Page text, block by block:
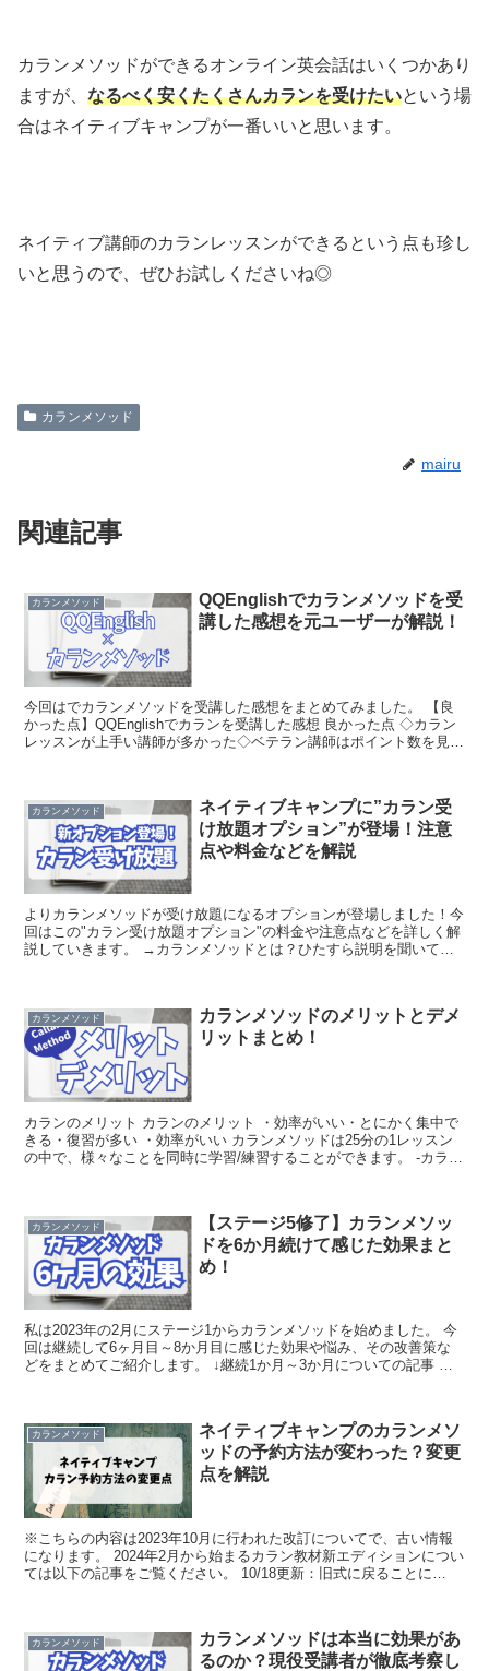
カランメソッドができるオンライン英会話はいくつかあり
ますが、 なるべく安くたくさんカランを受けたいという場
合はネイティブキャンプが一番いいと思います。
ネイティブ講師のカランレッスンができるという点も珍し
いと思うので、ぜひお試しくださいね◎
カランメソッド
mairu
関連記事
カランメソッド
QQEnglishでカランメソッドを受
講した感想を元ユーザーが解説！
今回はでカランメソッドを受講した感想をまとめてみました。 【良
かった点】QQEnglishでカランを受講した感想 良かった点 ◇カラン
レッスンが上手い講師が多かった◇ベテラン講師はポイント数を見れ
カランメソッド
ネイティブキャンプに”カラン受
け放題オプション”が登場！注意
点や料金などを解説
よりカランメソッドが受け放題になるオプションが登場しました！今
回はこの"カラン受け放題オプション"の料金や注意点などを詳しく解
説していきます。 →カランメソッドとは？ひたすら説明を聞いて質
カランメソッド
カランメソッドのメリットとデメ
リットまとめ！
カランのメリット カランのメリット ・効率がいい・とにかく集中で
きる・復習が多い ・効率がいい カランメソッドは25分の1レッスン
の中で、様々なことを同時に学習/練習することができます。 -カラン
カランメソッド
【ステージ5修了】カランメソッ
ドを6か月続けて感じた効果まと
め！
私は2023年の2月にステージ1からカランメソッドを始めました。 今
回は継続して6ヶ月目～8か月目に感じた効果や悩み、その改善策な
どをまとめてご紹介します。 ↓継続1か月～3か月についての記事 ・1
カランメソッド
ネイティブキャンプのカランメソ
ッドの予約方法が変わった？変更
点を解説
※こちらの内容は2023年10月に行われた改訂についてで、古い情報
になります。 2024年2月から始まるカラン教材新エディションについ
ては以下の記事をご覧ください。 10/18更新：旧式に戻ることに
カランメソッド
カランメソッドは本当に効果があ
るのか？現役受講者が徹底考察し